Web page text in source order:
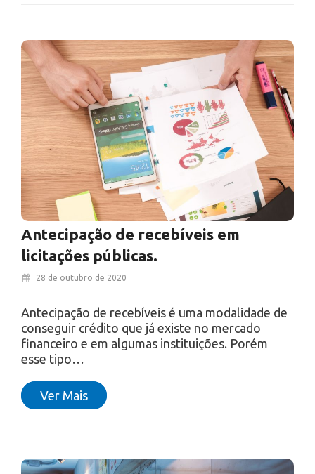
Antecipação de recebíveis em
licitações públicas.
28 de outubro de 2020
Antecipação de recebíveis é uma modalidade de
conseguir crédito que já existe no mercado
financeiro e em algumas instituições. Porém
esse tipo…
Ver Mais